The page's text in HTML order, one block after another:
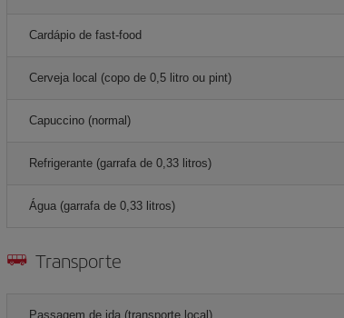
Cardápio de fast-food
Cerveja local (copo de 0,5 litro ou pint)
Capuccino (normal)
Refrigerante (garrafa de 0,33 litros)
Água (garrafa de 0,33 litros)
Transporte
Passagem de ida (transporte local)